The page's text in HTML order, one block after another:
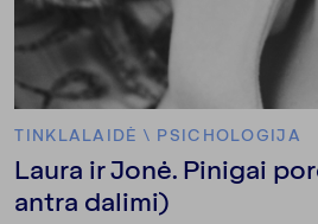
TINKLALAIDĖ \ PSICHOLOGIJA
Laura ir Jonė. Pinigai
antra dalimi)